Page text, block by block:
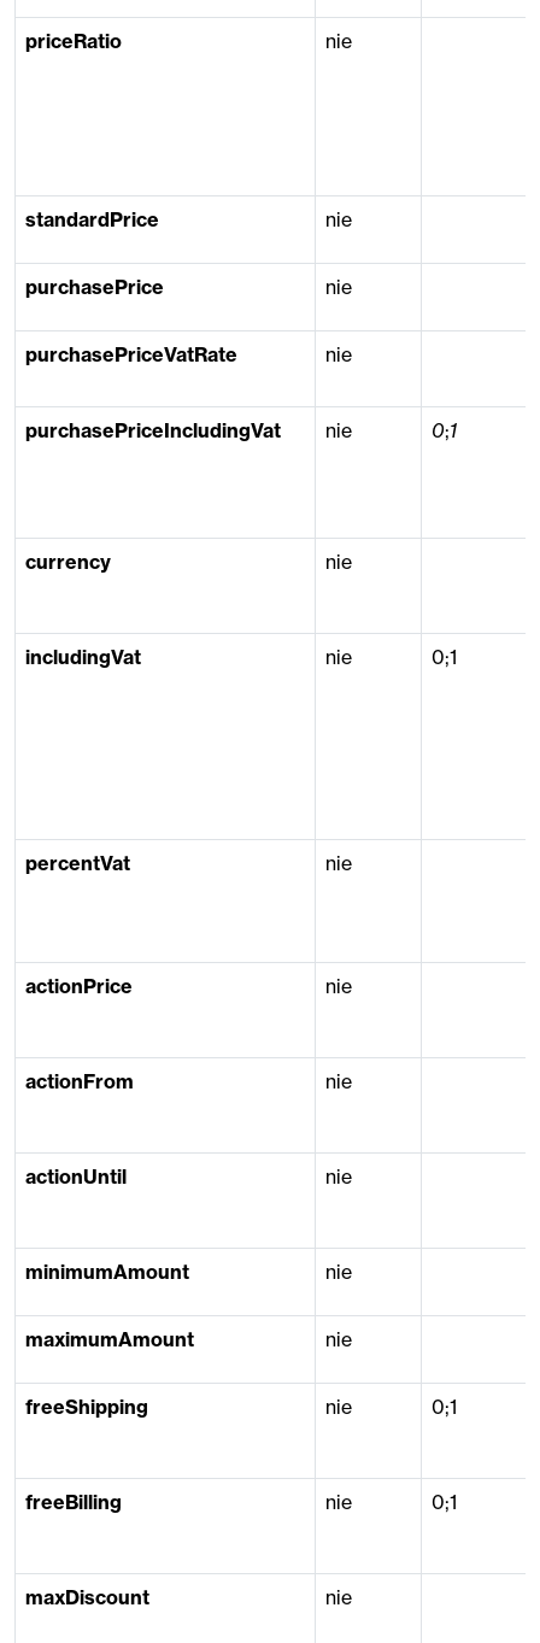
priceRatio nie
standardPrice nie
purchasePrice nie
purchasePriceVatRate nie
purchasePriceIncludingVat nie 0;1
currency nie
includingVat nie 0;1
percentVat nie
actionPrice nie
actionFrom nie
actionUntil nie
minimumAmount nie
maximumAmount nie
freeShipping nie 0;1
freeBilling nie 0;1
maxDiscount nie